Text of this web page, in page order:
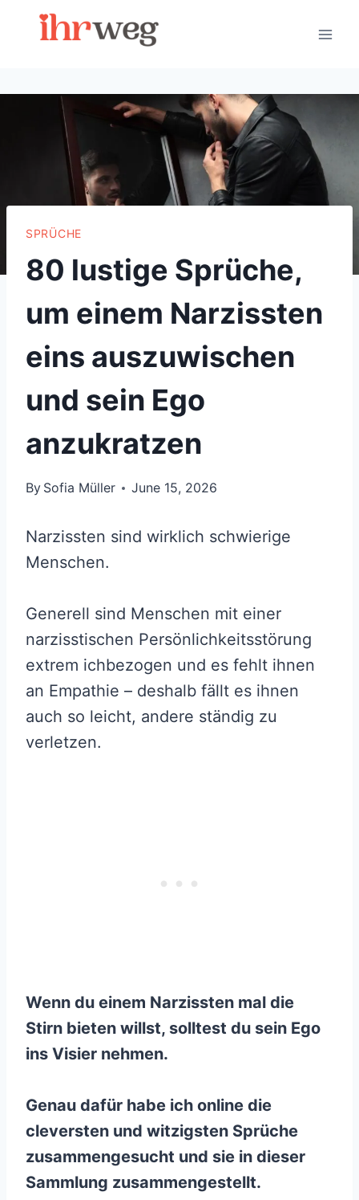
SPRÜCHE
80 lustige Sprüche,
um einem Narzissten
eins auszuwischen
und sein Ego
anzukratzen
By Sofia Müller June 15, 2026
Narzissten sind wirklich schwierige
Menschen.
Generell sind Menschen mit einer
narzisstischen Persönlichkeitsstörung
extrem ichbezogen und es fehlt ihnen
an Empathie – deshalb fällt es ihnen
auch so leicht, andere ständig zu
verletzen.
Wenn du einem Narzissten mal die
Stirn bieten willst, solltest du sein Ego
ins Visier nehmen.
Genau dafür habe ich online die
cleversten und witzigsten Sprüche
zusammengesucht und sie in dieser
Sammlung zusammengestellt.